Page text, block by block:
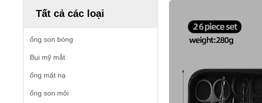
Tất cả các loại
ống son bóng
Bụi mỹ mắt
ống mặt nạ
ống son môi